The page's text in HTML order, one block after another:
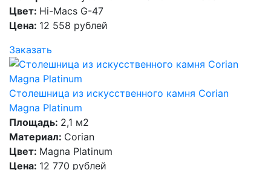
Цвет: Hi-Macs G-47
Цена: 12 558 рублей
Заказать
Столешница из искусственного камня Corian
Magna Platinum
Площадь: 2,1 м2
Материал: Corian
Цвет: Magna Platinum
Цена: 12 770 рублей